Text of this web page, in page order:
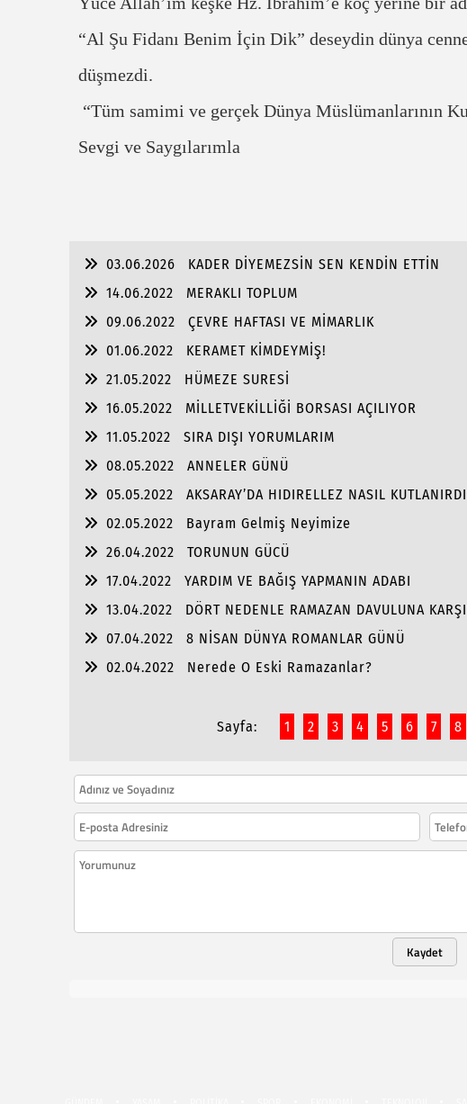
“Al Şu Fidanı Benim İçin Dik” deseydin dünya
düşmezdi.
“Tüm samimi ve gerçek Dünya Müslümanlarının
Sevgi ve Saygılarımla
03.06.2026
KADER DİYEMEZSİN SEN KENDİN ETTİN
14.06.2022
MERAKLI TOPLUM
09.06.2022
ÇEVRE HAFTASI VE MİMARLIK
01.06.2022
KERAMET KİMDEYMİŞ!
21.05.2022
HÜMEZE SURESİ
16.05.2022
MİLLETVEKİLLİĞİ BORSASI AÇILIYOR
11.05.2022
SIRA DIŞI YORUMLARIM
08.05.2022
ANNELER GÜNÜ
05.05.2022
AKSARAY’DA HIDIRELLEZ NASIL
02.05.2022
Bayram Gelmiş Neyimize
26.04.2022
TORUNUN GÜCÜ
17.04.2022
YARDIM VE BAĞIŞ YAPMANIN ADABI
13.04.2022
DÖRT NEDENLE RAMAZAN DAVULUNA
07.04.2022
8 NİSAN DÜNYA ROMANLAR GÜNÜ
02.04.2022
Nerede O Eski Ramazanlar?
Sayfa: 1 2 3 4 5 6 7 8
Kaydet